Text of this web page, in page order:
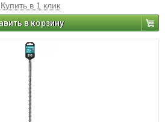
Купить в 1 клик
в корзину